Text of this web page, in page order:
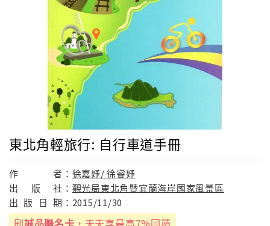
東北角輕旅行: 自行車道手冊
作 者： 徐嘉妤/ 徐睿妤
出
版 社： 觀光局東北角暨宜蘭海岸國家風景區
出 版 日 期： 2015/11/30
刷誠品聯名卡 ，天天享最高7%回饋